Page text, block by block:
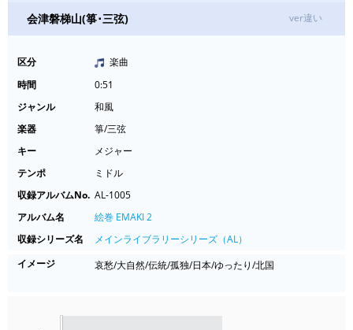
会津磐梯山(箏･三弦) ver違い
区分
楽曲
時間
0:51
ジャンル
和風
楽器
箏/三弦
キー
メジャー
テンポ
ミドル
収録アルバムNo. AL-1005
アルバム名
絵巻 EMAKI 2
収録シリーズ名
メインライブラリーシリーズ（AL）
イメージ
哀愁/大自然/伝統/孤独/日本/ゆったり/北国